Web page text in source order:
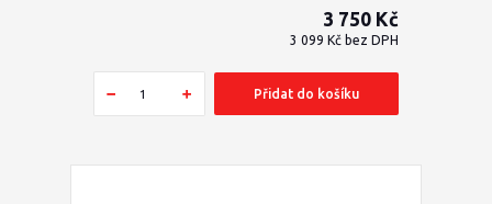
3 750 Kč
3 099 Kč bez DPH
Přidat do košíku